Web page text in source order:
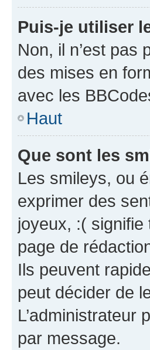
Puis-je utiliser
Non, il n’est pas
des mises en
avec les
Haut
Que sont les
Les smileys, ou
exprimer des
joyeux, :(
page de
Ils peuvent
peut décider de
L’administrateur
par message.